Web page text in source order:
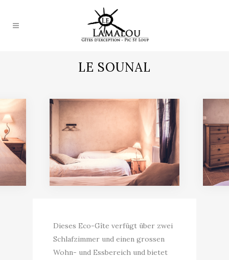
LE SOUNAL
Dieses Eco-Gîte verfügt über zwei
Schlafzimmer und einen grossen
Wohn- und Essbereich und bietet